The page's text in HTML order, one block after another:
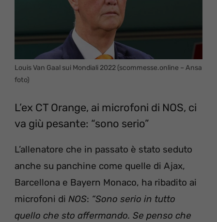
Louis Van Gaal sui Mondiali 2022 (scommesse.online – Ansa
foto)
L’ex CT Orange, ai microfoni di NOS, ci
va giù pesante: “sono serio”
L’allenatore che in passato è stato seduto
anche su panchine come quelle di Ajax,
Barcellona e Bayern Monaco, ha ribadito ai
microfoni di NOS: “Sono serio in tutto
quello che sto affermando. Se penso che